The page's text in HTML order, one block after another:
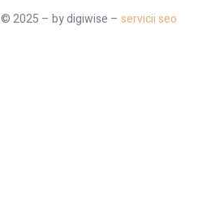
2025 – by digiwise – servicii seo